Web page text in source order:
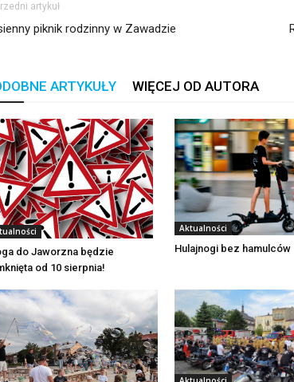
artykuł
piknik rodzinny w Zawadzie
ARTYKUŁY WIĘCEJ OD AUTORA
do Jaworzna będzie
od 10 sierpnia!
Aktualności
Hulajnogi bez hamulców